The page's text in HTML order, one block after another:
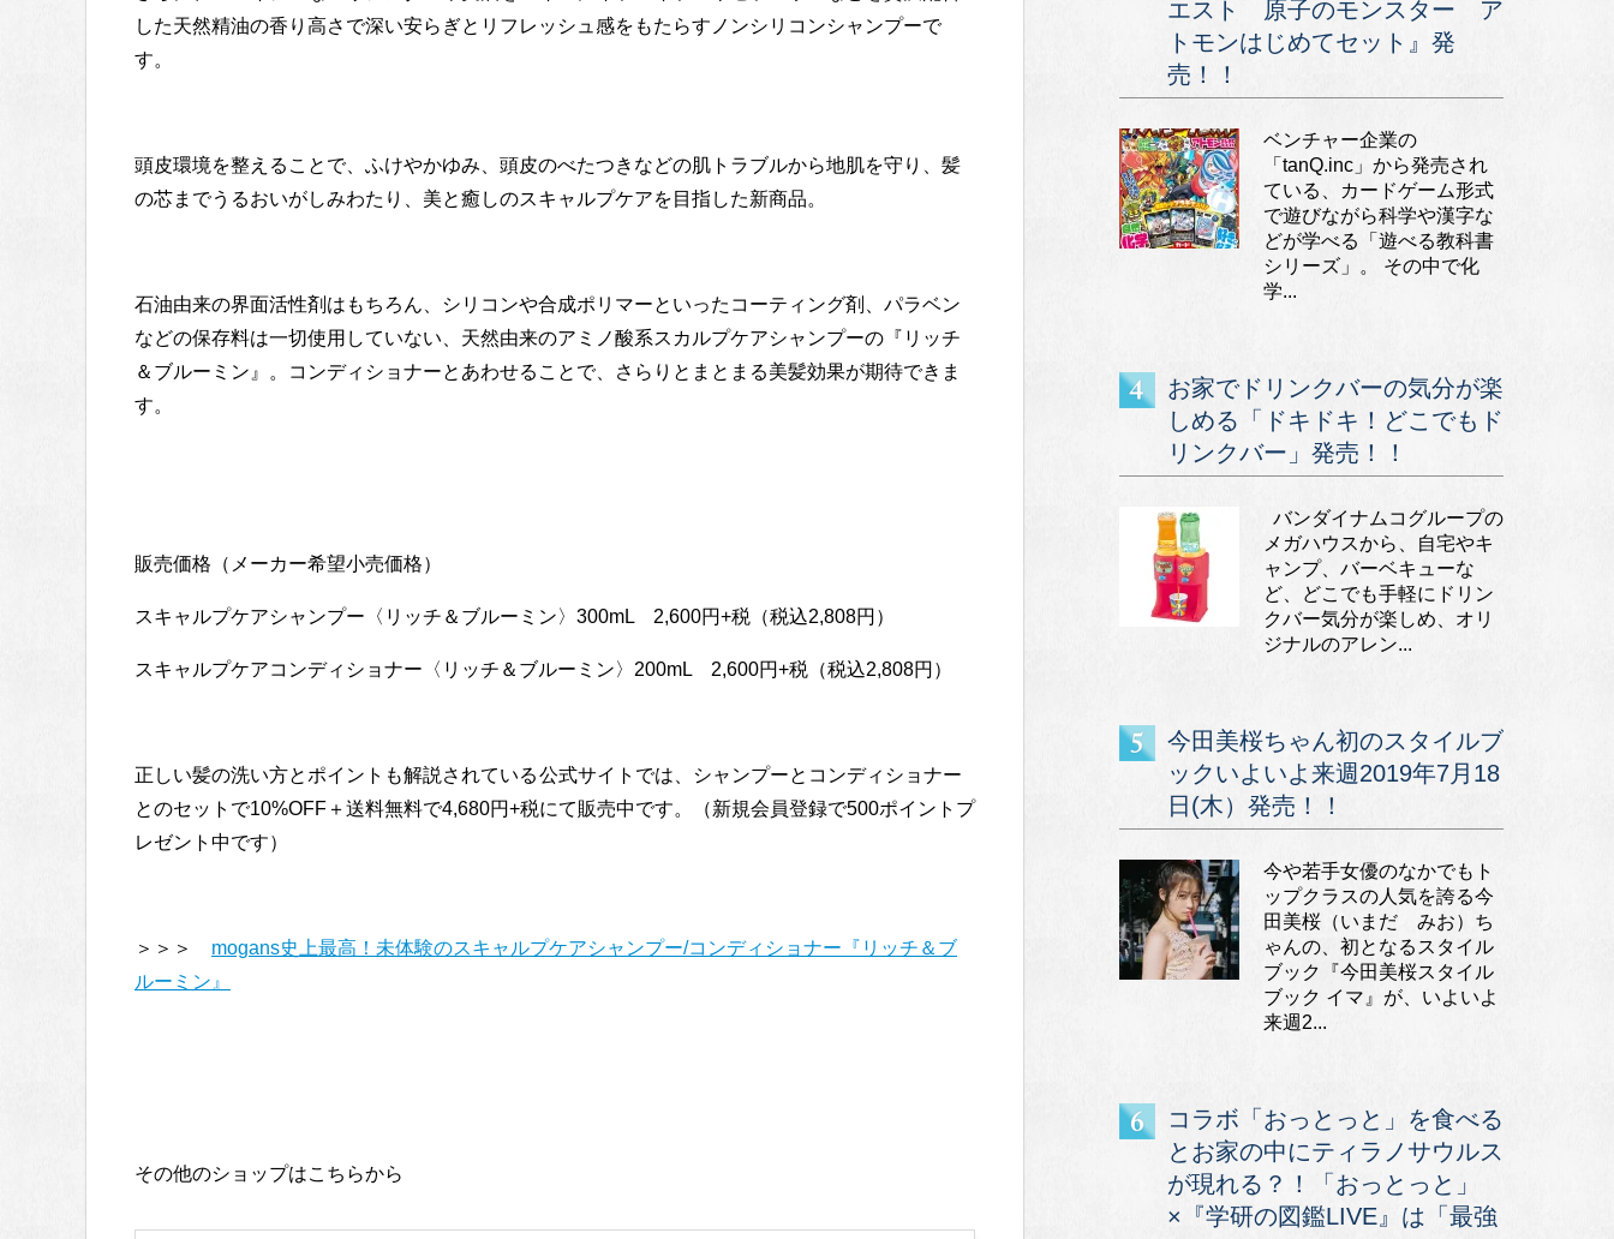
した天然精油の香り高さで深い安らぎとリフレッシュ感をもたらすノンシリコンシャンプーで
す。
頭皮環境を整えることで、ふけやかゆみ、頭皮のべたつきなどの肌トラブルから地肌を守り、髪
の芯までうるおいがしみわたり、美と癒しのスキャルプケアを目指した新商品。
石油由来の界面活性剤はもちろん、シリコンや合成ポリマーといったコーティング剤、パラベン
などの保存料は一切使用していない、天然由来のアミノ酸系スカルプケアシャンプーの『リッチ
＆ブルーミン』。コンディショナーとあわせることで、さらりとまとまる美髪効果が期待できま
す。
販売価格（メーカー希望小売価格）
スキャルプケアシャンプー〈リッチ＆ブルーミン〉300mL 2,600円+税（税込2,808円）
スキャルプケアコンディショナー〈リッチ＆ブルーミン〉200mL 2,600円+税（税込2,808円）
正しい髪の洗い方とポイントも解説されている公式サイトでは、シャンプーとコンディショナー
とのセットで10%OFF＋送料無料で4,680円+税にて販売中です。（新規会員登録で500ポイントプ
レゼント中です）
＞＞＞ mogans史上最高！未体験のスキャルプケアシャンプー/コンディショナー『リッチ＆ブ
ルーミン』
その他のショップはこちらから
エスト 原子のモンスター ア
トモンはじめてセット』発
売！！
ベンチャー企業の
「tanQ.inc」から発売され
ている、カードゲーム形式
で遊びながら科学や漢字な
どが学べる「遊べる教科書
シリーズ」。 その中で化
学...
お家でドリンクバーの気分が楽
しめる「ドキドキ！どこでもド
リンクバー」発売！！
バンダイナムコグループの
メガハウスから、自宅やキ
ャンプ、バーベキューな
ど、どこでも手軽にドリン
クバー気分が楽しめ、オリ
ジナルのアレン...
今田美桜ちゃん初のスタイルブ
ックいよいよ来週2019年7月18
日(木）発売！！
今や若手女優のなかでもト
ップクラスの人気を誇る今
田美桜（いまだ みお）ち
ゃんの、初となるスタイル
ブック『今田美桜スタイル
ブック イマ』が、いよいよ
来週2...
コラボ「おっとっと」を食べる
とお家の中にティラノサウルス
が現れる？！「おっとっと」
×『学研の図鑑LIVE』は「最強